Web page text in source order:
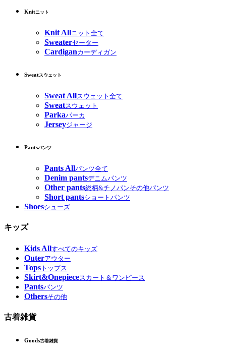
Knitニット
Knit Allニット全て
Sweaterセーター
Cardiganカーディガン
Sweatスウェット
Sweat Allスウェット全て
Sweatスウェット
Parkaパーカ
Jerseyジャージ
Pantsパンツ
Pants Allパンツ全て
Denim pantsデニムパンツ
Other pants総柄&チノパンその他パンツ
Short pantsショートパンツ
Shoesシューズ
キッズ
Kids Allすべてのキッズ
Outerアウター
Tops トップス
Skirt&Onepieceスカート＆ワンピース
Pantsパンツ
Othersその他
古着雑貨
Goods古着雑貨